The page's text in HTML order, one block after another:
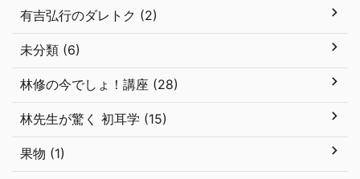
有吉弘行のダレトク (2)
未分類 (6)
林修の今でしょ！講座 (28)
林先生が驚く 初耳学 (15)
果物 (1)